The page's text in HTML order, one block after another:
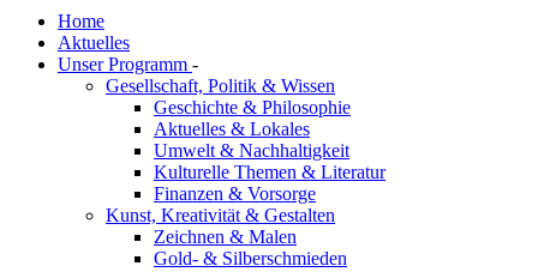
Home
Aktuelles
Unser Programm -
Gesellschaft, Politik & Wissen
Geschichte & Philosophie
Aktuelles & Lokales
Umwelt & Nachhaltigkeit
Kulturelle Themen & Literatur
Finanzen & Vorsorge
Kunst, Kreativität & Gestalten
Zeichnen & Malen
Gold- & Silberschmieden